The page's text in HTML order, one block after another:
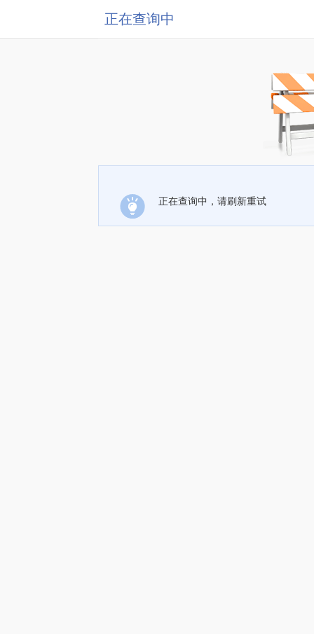
正在查询中
正在查询中，请刷新重试